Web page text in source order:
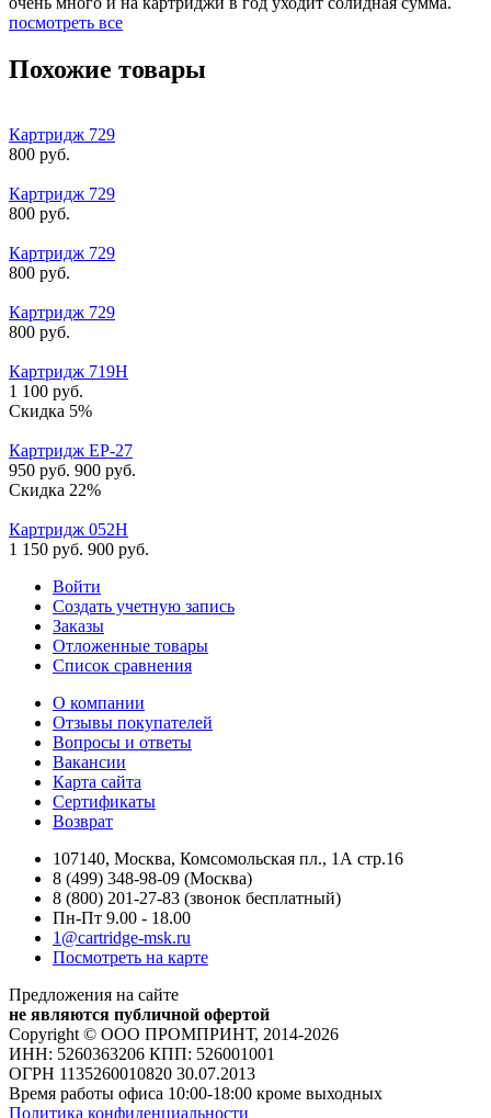
посмотреть все
Похожие товары
Картридж 729
800 руб.
Картридж 729
800 руб.
Картридж 729
800 руб.
Картридж 729
800 руб.
Картридж 719H
1 100 руб.
Скидка 5%
Картридж EP-27
950 руб. 900 руб.
Скидка 22%
Картридж 052H
1 150 руб. 900 руб.
Войти
Создать учетную запись
Заказы
Отложенные товары
Список сравнения
О компании
Отзывы покупателей
Вопросы и ответы
Вакансии
Карта сайта
Сертификаты
Возврат
107140, Москва, Комсомольская пл., 1А стр.16
8 (499) 348-98-09 (Москва)
8 (800) 201-27-83 (звонок бесплатный)
Пн-Пт 9.00 - 18.00
1@cartridge-msk.ru
Посмотреть на карте
Предложения на сайте
не являются публичной офертой
Copyright © ООО ПРОМПРИНТ, 2014-2026
ИНН: 5260363206 КПП: 526001001
ОГРН 1135260010820 30.07.2013
Время работы офиса 10:00-18:00 кроме выходных
Политика конфиденциальности